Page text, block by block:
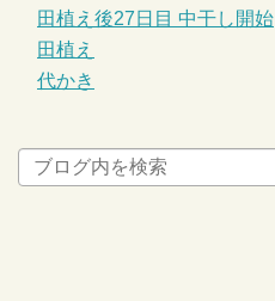
田植え後27日目 中干し開始
田植え
代かき